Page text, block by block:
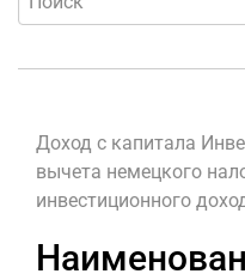
Доход с капитала
вычета немецкого
инвестиционного